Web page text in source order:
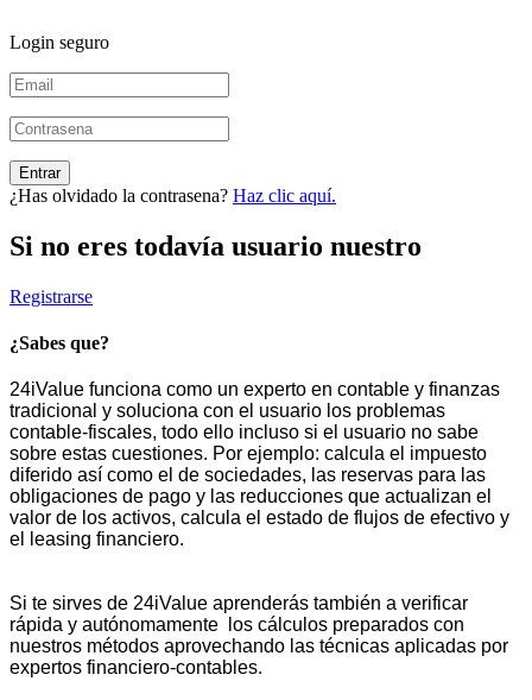
Login seguro
¿Has olvidado la contrasena? Haz clic aquí.
Si no eres todavía usuario nuestro
Registrarse
¿Sabes que?
24iValue funciona como un experto en contable y finanzas
tradicional y soluciona con el usuario los problemas
contable-fiscales, todo ello incluso si el usuario no sabe
sobre estas cuestiones. Por ejemplo: calcula el impuesto
diferido así como el de sociedades, las reservas para las
obligaciones de pago y las reducciones que actualizan el
valor de los activos, calcula el estado de flujos de efectivo y
el leasing financiero.
Si te sirves de 24iValue aprenderás también a verificar
rápida y autónomamente los cálculos preparados con
nuestros métodos aprovechando las técnicas aplicadas por
expertos financiero-contables.